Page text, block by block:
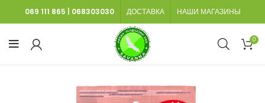
069 111 865 068303030 ДОСТАВКА НАШИ МАГАЗИНЫ
0